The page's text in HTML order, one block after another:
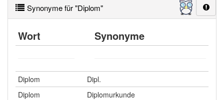
Synonyme für "Diplom"
Wort Synonyme
Diplom
Dipl.
Diplom
Diplomurkunde